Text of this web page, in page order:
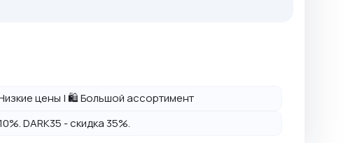
цены | 🛍️ Большой ассортимент
DARK35 - скидка 35%.